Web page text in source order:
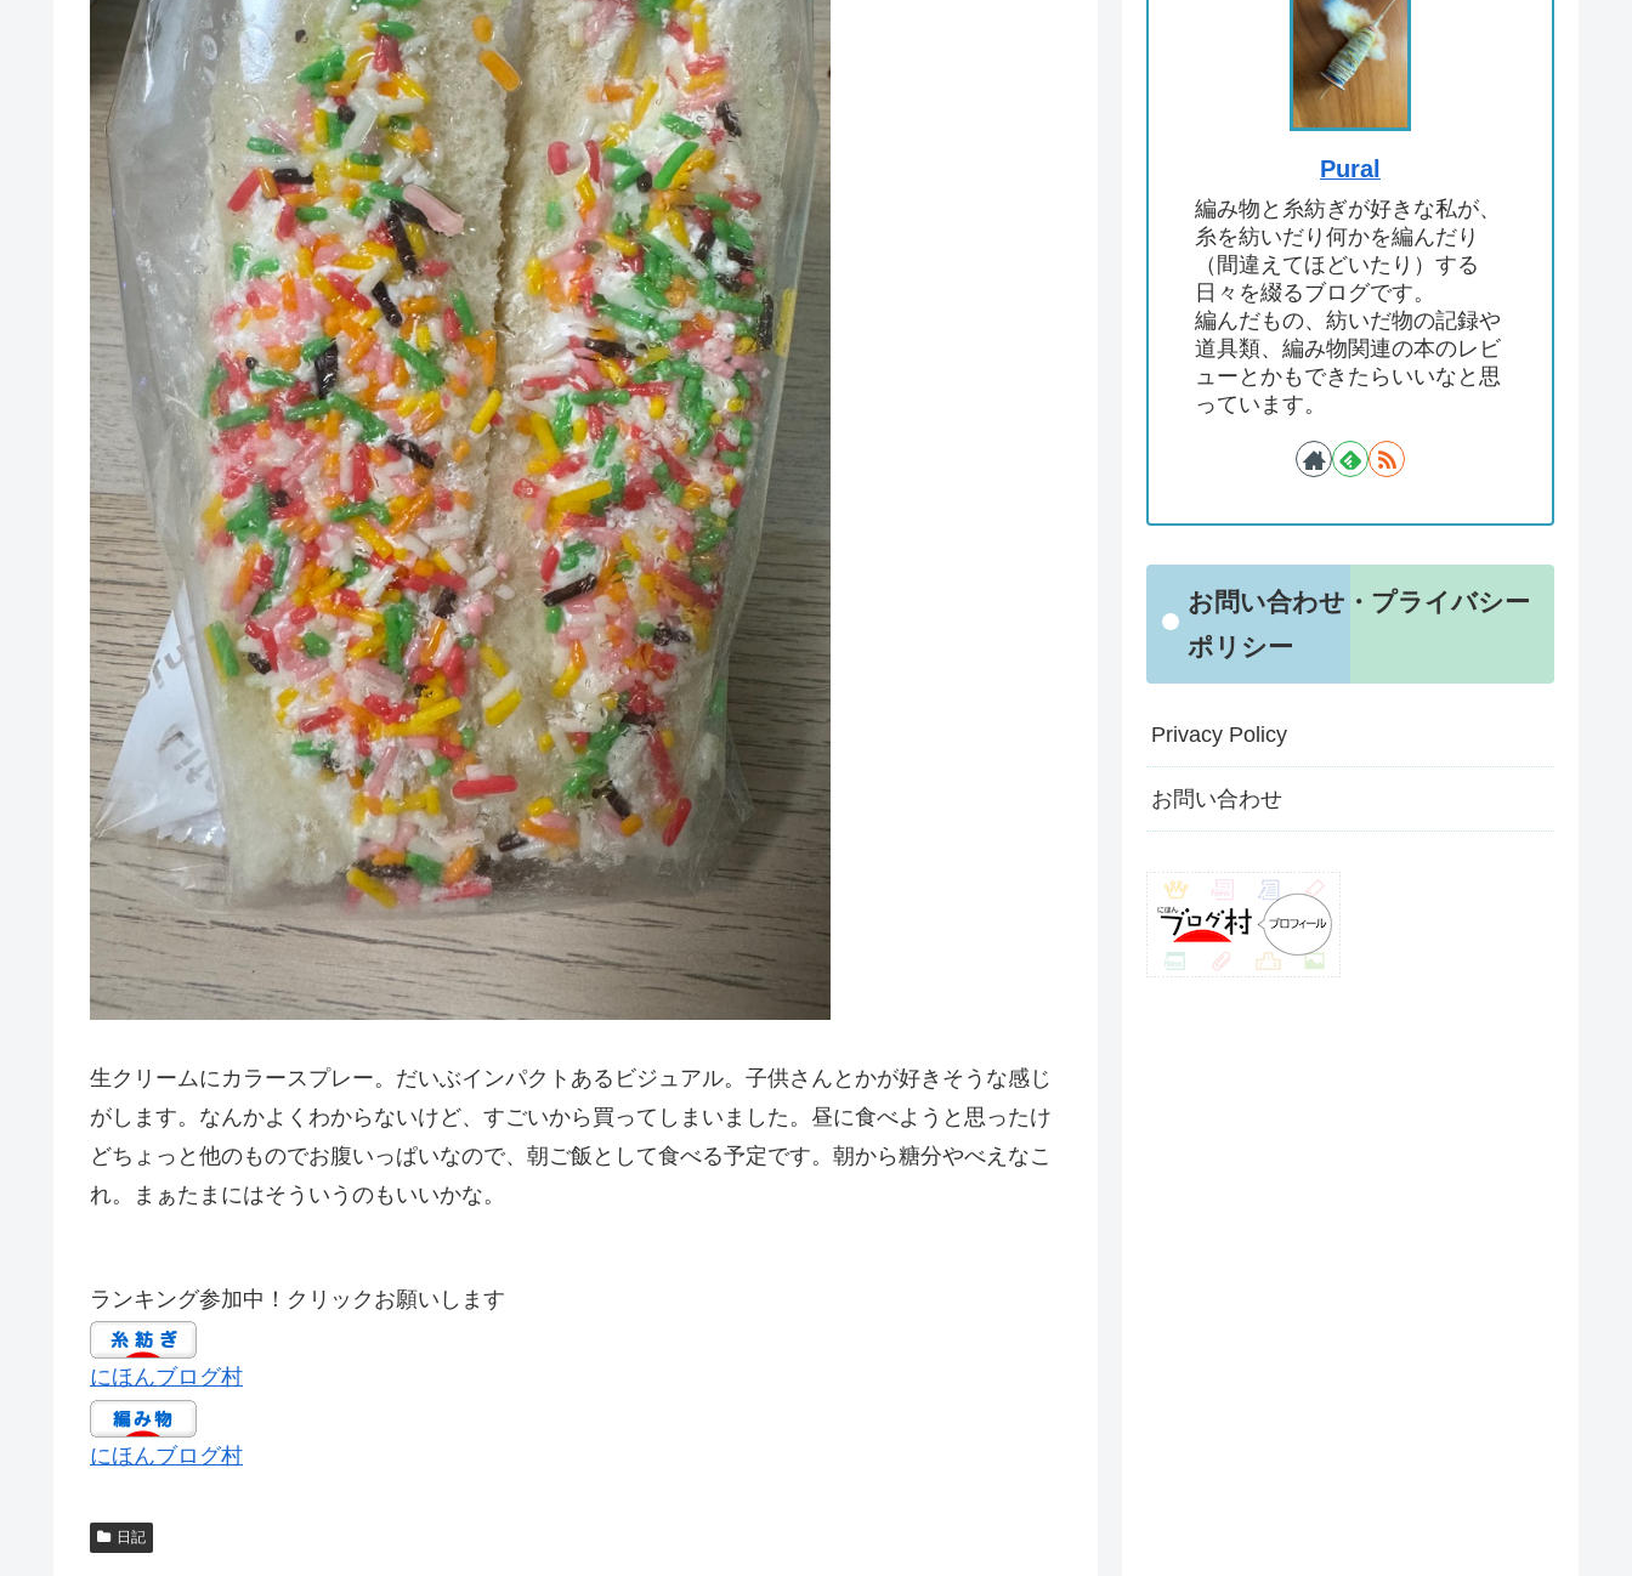
生クリームにカラースプレー。だいぶインパクトあるビジュアル。子供さんとかが好きそうな感じ
がします。なんかよくわからないけど、すごいから買ってしまいました。昼に食べようと思ったけ
どちょっと他のものでお腹いっぱいなので、朝ご飯として食べる予定です。朝から糖分やべえなこ
れ。まぁたまにはそういうのもいいかな。
ランキング参加中！クリックお願いします
にほんブログ村
にほんブログ村
日記
Pural
編み物と糸紡ぎが好きな私が、
糸を紡いだり何かを編んだり
（間違えてほどいたり）する
日々を綴るブログです。
編んだもの、紡いだ物の記録や
道具類、編み物関連の本のレビ
ューとかもできたらいいなと思
っています。
お問い合わせ・プライバシー
ポリシー
Privacy Policy
お問い合わせ